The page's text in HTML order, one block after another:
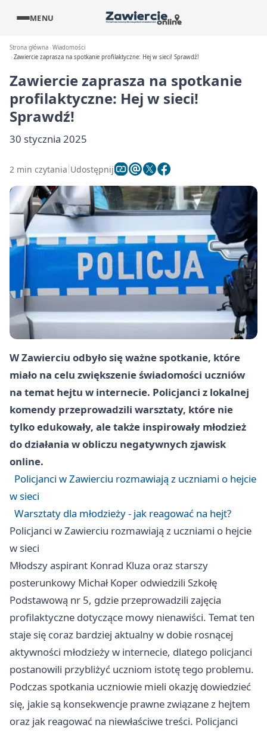
MENU
Strona główna Wiadomości
Zawiercie zaprasza na spotkanie profilaktyczne: Hej w sieci! Sprawdź!
Zawiercie zaprasza na spotkanie
profilaktyczne: Hej w sieci!
Sprawdź!
30 stycznia 2025
2 min czytania Udostępnij
W Zawierciu odbyło się ważne spotkanie, które
miało na celu zwiększenie świadomości uczniów
na temat hejtu w internecie. Policjanci z lokalnej
komendy przeprowadzili warsztaty, które nie
tylko edukowały, ale także inspirowały młodzież
do działania w obliczu negatywnych zjawisk
online.
Policjanci w Zawierciu rozmawiają z uczniami o hejcie
w sieci
Warsztaty dla młodzieży - jak reagować na hejt?
Policjanci w Zawierciu rozmawiają z uczniami o hejcie
w sieci
Młodszy aspirant Konrad Kluza oraz starszy
posterunkowy Michał Koper odwiedzili Szkołę
Podstawową nr 5, gdzie przeprowadzili zajęcia
profilaktyczne dotyczące mowy nienawiści. Temat ten
staje się coraz bardziej aktualny w dobie rosnącej
aktywności młodzieży w internecie, dlatego policjanci
postanowili przybliżyć uczniom istotę tego problemu.
Podczas spotkania uczniowie mieli okazję dowiedzieć
się, jakie są konsekwencje prawne związane z hejtem
oraz jak reagować na niewłaściwe treści. Policjanci